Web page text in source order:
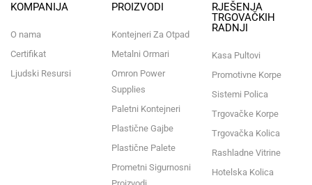
KOMPANIJA
O nama
Certifikat
Ljudski Resursi
PROIZVODI
Kontejneri Za Otpad
Metalni Ormari
Omron Power
Supplies
Paletni Kontejneri
Plastične Gajbe
Plastične Palete
Prometni Sigurnosni
RJEŠENJA
TRGOVAČKIH
RADNJI
Kasa Pultovi
Promotivne Korpe
Sistemi Polica
Trgovačke Korpe
Trgovačka Kolica
Rashladne Vitrine
Hotelska Kolica